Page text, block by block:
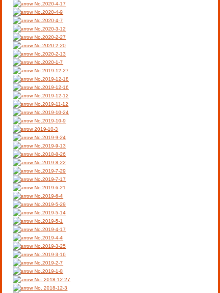
販売パートナー募集
オススメリンク
お問合せ
No.2020-4-17
No.2020-4-9
No.2020-4-7
No.2020-3-12
No.2020-2-27
No.2020-2-20
No.2020-2-13
No.2020-1-7
No.2019-12-27
No.2019-12-18
No.2019-12-16
No.2019-12-12
No.2019-11-12
No.2019-10-24
No.2019-10-9
2019-10-3
No.2019-9-24
No.2019-9-13
No.2018-8-26
No.2019-8-22
No.2019-7-29
No.2019-7-17
No.2019-6-21
No.2019-6-4
No.2019-5-29
No.2019-5-14
No.2019-5-1
No.2019-4-17
No.2019-4-4
No.2019-3-25
No.2019-3-16
No.2019-2-7
No.2019-1-8
No. 2018-12-27
No. 2018-12-3